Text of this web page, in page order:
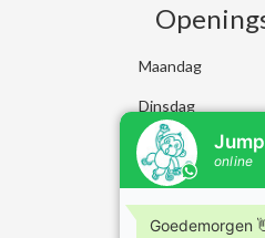
Maandag
Dinsdag
Woensdag
Donderdag
Vrijdag